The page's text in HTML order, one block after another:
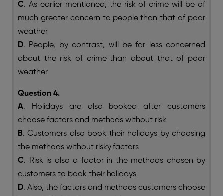
C. As earlier mentioned, the risk of crime will be of
much greater concern to people than that of poor
weather
D. People, by contrast, will be far less concerned
about the risk of crime than about that of poor
weather
Question 4.
A. Holidays are also booked after customers
choose factors and methods without risk
B. Customers also book their holidays by choosing
the methods without risky factors
C. Risk is also a factor in the methods chosen by
customers to book their holidays
D. Also, the factors and methods customers choose